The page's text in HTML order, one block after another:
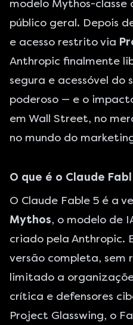
modelo Mythos-classe
público geral. Depois
e acesso restrito via
Anthropic finalmente
segura e acessóvel do
poderoso — e o
em Wall Street, no
no mundo do
O que é o Claude
O Claude Fable 5 é a
Mythos, o modelo de
criado pela Anthropic.
versão completa, sem
limitado a
crítica e defensores
Project Glasswing, o